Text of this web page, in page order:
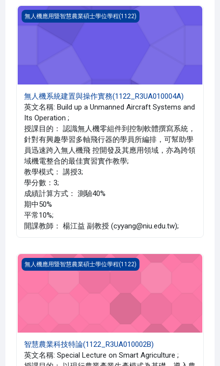
無人機系統建置與操作實務(1122_R3UA010004A)
無人機應用暨智慧農業碩士學位學程(1122)
無人機系統建置與操作實務(1122_R3UA010004A)
英文名稱: Build up a Unmanned Aircraft Systems and
Its Operation ;
授課目的： 認識無人機零組件到控制軟體撰寫系統，
針對有興趣學習多軸飛行器的學員所編排，可幫助學
員迅速跨入無人機飛 控開發及其應用領域，亦為跨領
域機電整合的最佳實習實作教學;
教學模式： 講授3;
學分數：3;
成績計算方式： 測驗40%
期中50%
平常10%;
開課教師： 楊江益 副教授 (cyyang@niu.edu.tw);
智慧農業科技特論(1122_R3UA010002B)
無人機應用暨智慧農業碩士學位學程(1122)
智慧農業科技特論(1122_R3UA010002B)
英文名稱: Special Lecture on Smart Agriculture ;